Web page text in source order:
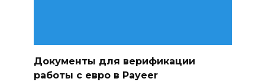
Документы для верификации
работы с евро в Payeer